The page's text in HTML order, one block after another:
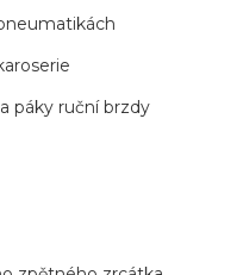
páky ruční brzdy